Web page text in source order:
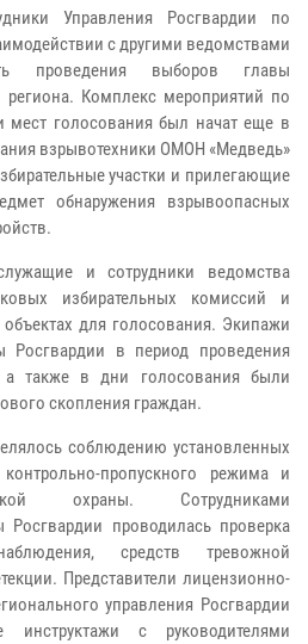
Управления Росгвардии по
с другими ведомствами
проведения выборов главы
региона. Комплекс мероприятий по
мест голосования был начат еще в
взрывотехники ОМОН «Медведь»
участки и прилегающие
обнаружения взрывоопасных
и сотрудники ведомства
избирательных комиссий и
для голосования. Экипажи
Росгвардии в период проведения
а также в дни голосования были
скопления граждан.
соблюдению установленных
пропускного режима и
охраны. Сотрудниками
проводилась проверка
средств тревожной
Представители лицензионно-
управления Росгвардии
инструктажи с руководителями